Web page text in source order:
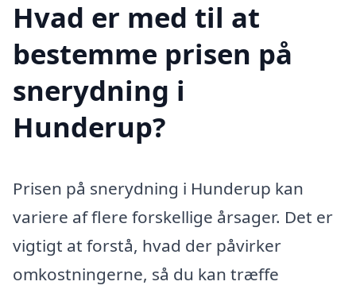
Hvad er med til at
bestemme prisen på
snerydning i
Hunderup?
Prisen på snerydning i Hunderup kan
variere af flere forskellige årsager. Det er
vigtigt at forstå, hvad der påvirker
omkostningerne, så du kan træffe